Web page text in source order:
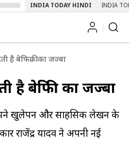
INDIA TODAY HINDI INDIA
है बेफिक्री का जज्बा
है बेफिक्री का जज्बा
अपने खुलेपन और साहसिक लेखन के
राजेंद्र यादव ने अपनी नई